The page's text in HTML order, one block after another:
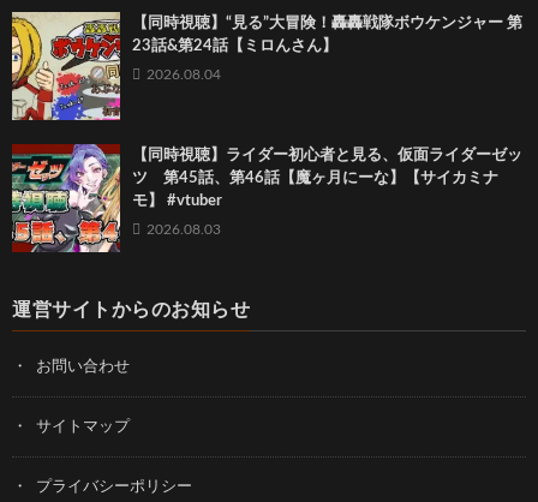
【同時視聴】“見る”大冒険！轟轟戦隊ボウケンジャー 第
23話&第24話【ミロんさん】
2026.08.04
【同時視聴】ライダー初心者と見る、仮面ライダーゼッ
ツ 第45話、第46話【魔ヶ月にーな】【サイカミナ
モ】 #vtuber
2026.08.03
運営サイトからのお知らせ
お問い合わせ
サイトマップ
プライバシーポリシー